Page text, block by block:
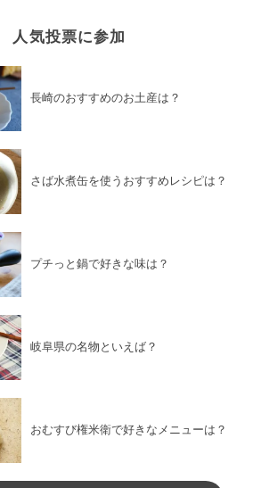
人気投票に参加
長崎のおすすめのお土産は？
さば水煮缶を使うおすすめレシピは？
プチっと鍋で好きな味は？
岐阜県の名物といえば？
おむすび権米衛で好きなメニューは？